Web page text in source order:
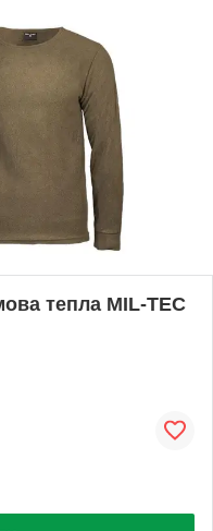
тепла MIL-TEC